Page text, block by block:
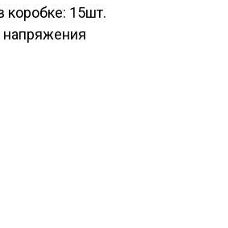
коробке: 15шт.